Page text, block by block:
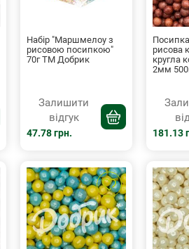
Набір "Маршмелоу з
рисовою посипкою"
70г ТМ Добрик
Залишити
відгук
47.78 грн.
рисова
кругла
2мм
181.13